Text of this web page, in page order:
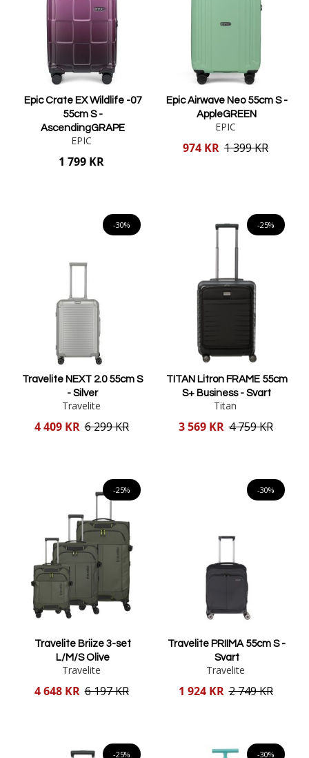
Epic Crate EX Wildlife -07
55cm S -
AscendingGRAPE
EPIC
1 799 KR
Epic Airwave Neo 55cm S -
AppleGREEN
EPIC
Reducerat
974 KR 1 399 KR
-30%
Travelite NEXT 2.0 55cm S
- Silver
Travelite
Reducerat
4 409 KR 6 299 KR
-25%
TITAN Litron FRAME 55cm
S+ Business - Svart
Titan
Reducerat
3 569 KR 4 759 KR
-25%
Travelite Briize 3-set
L/M/S Olive
Travelite
Reducerat
4 648 KR 6 197 KR
-30%
Travelite PRIIMA 55cm S -
Svart
Travelite
Reducerat
1 924 KR 2 749 KR
-25% -30%